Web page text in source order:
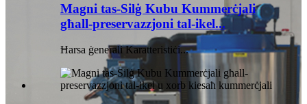
Magni tas-Silġ Kubu Kummerċjali
għall-preservazzjoni tal-ikel...
Ħarsa ġenerali Karatteristiċi...